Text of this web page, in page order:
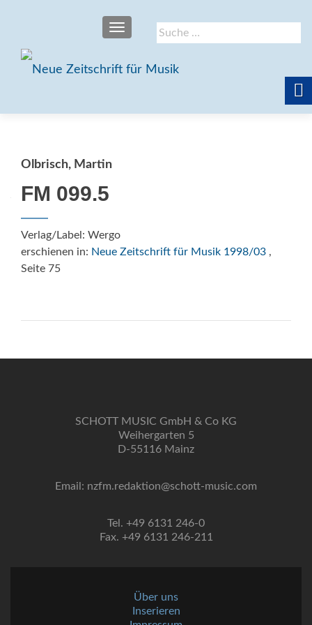
Suche
nach:
SCHALTE NAVIGATION
Olbrisch, Martin
FM 099.5
Verlag/Label: Wergo
erschienen in: Neue Zeitschrift für Musik 1998/03 ,
Seite 75
SCHOTT MUSIC GmbH & Co KG
Weihergarten 5
D-55116 Mainz
Email: nzfm.redaktion@schott-music.com
Tel. +49 6131 246-0
Fax. +49 6131 246-211
Über uns
Inserieren